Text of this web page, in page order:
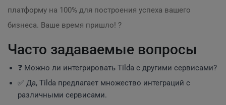
платформу на 100% для построения успеха вашего
бизнеса. Ваше время пришло! ?
Часто задаваемые вопросы
❓ Можно ли интегрировать Tilda с другими сервисами?
✅ Да, Tilda предлагает множество интеграций с
различными сервисами.